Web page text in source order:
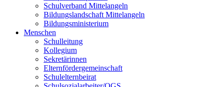
Schulverband Mittelangeln
Bildungslandschaft Mittelangeln
Bildungsministerium
Menschen
Schulleitung
Kollegium
Sekretärinnen
Elternfördergemeinschaft
Schulelternbeirat